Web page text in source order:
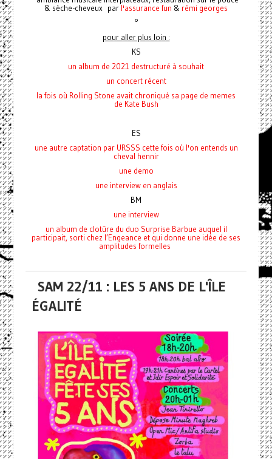
& sèche-cheveux par l'assurance fun & rémi georges
°
pour aller plus loin :
KS
un album de 2021 destructuré à souhait
un concert récent
la fois où Rolling Stone avait chroniqué sa page de memes
de Kate Bush
ES
une autre captation par URSSS cette fois où l'on entends un
cheval hennir
une demo
une interview en anglais
BM
une interview
un album de clotûre du duo Surprise Barbue auquel il
participait, sorti chez l’Engeance et qui donne une idée de ses
amplitudes formelles
SAM 22/11 : LES 5 ANS DE L'ÎLE
ÉGALITÉ